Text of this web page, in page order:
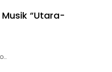
Musik “Utara-